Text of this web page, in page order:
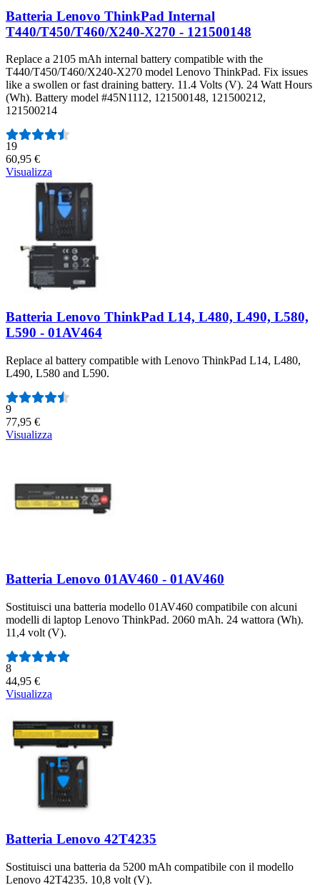
Batteria Lenovo ThinkPad Internal
T440/T450/T460/X240-X270 - 121500148
Replace a 2105 mAh internal battery compatible with the
T440/T450/T460/X240-X270 model Lenovo ThinkPad. Fix issues
like a swollen or fast draining battery. 11.4 Volts (V). 24 Watt Hours
(Wh). Battery model #45N1112, 121500148, 121500212,
121500214
Numero di recensioni:
19
60,95 €
Visualizza
Batteria Lenovo ThinkPad L14, L480, L490, L580,
L590 - 01AV464
Replace al battery compatible with Lenovo ThinkPad L14, L480,
L490, L580 and L590.
Numero di recensioni:
9
77,95 €
Visualizza
Batteria Lenovo 01AV460 - 01AV460
Sostituisci una batteria modello 01AV460 compatibile con alcuni
modelli di laptop Lenovo ThinkPad. 2060 mAh. 24 wattora (Wh).
11,4 volt (V).
Numero di recensioni:
8
44,95 €
Visualizza
Batteria Lenovo 42T4235
Sostituisci una batteria da 5200 mAh compatibile con il modello
Lenovo 42T4235. 10,8 volt (V).